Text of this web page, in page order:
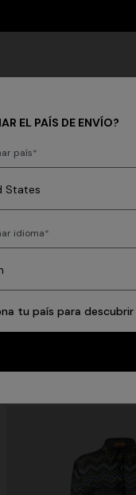
FaldasCamisetas
EL PAÍS DE ENVÍO?
país
idioma
tu país para
Party Edit